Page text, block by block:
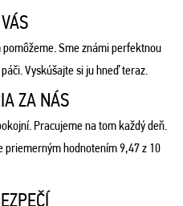
Sme známi perfektnou
Vyskúšajte si ju hneď teraz.
ZA NÁS
Pracujeme na tom každý deň.
priemerným hodnotením 9,47 z 10